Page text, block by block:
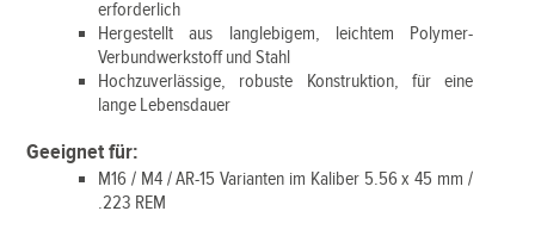
erforderlich
Hergestellt aus langlebigem, leichtem Polymer-
Verbundwerkstoff und Stahl
Hochzuverlässige, robuste Konstruktion, für eine
lange Lebensdauer
Geeignet für:
M16 / M4 / AR-15 Varianten im Kaliber 5.56 x 45 mm /
.223 REM